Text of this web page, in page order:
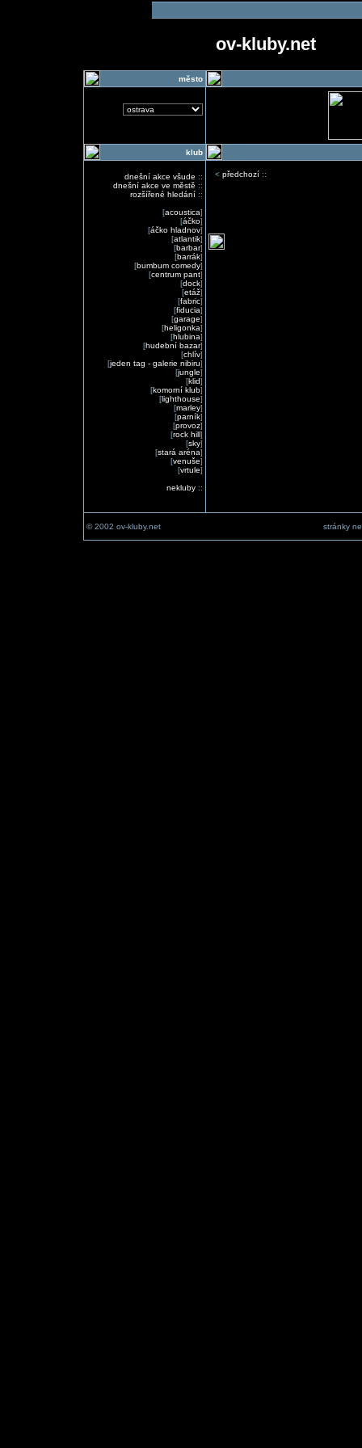
ov-kluby.net
město
klub
dnešní akce všude ::
dnešní akce ve městě ::
rozšířené hledání::
[acoustica]
[áčko]
[áčko hladnov]
[atlantik]
[barbar]
[barrák]
[bumbum comedy]
[centrum pant]
[dock]
[etáž]
[fabric]
[fiducia]
[garage]
[heligonka]
[hlubina]
[hudební bazar]
[chlív]
[jeden tag - galerie nibiru]
[jungle]
[klid]
[komorní klub]
[lighthouse]
[marley]
[parník]
[provoz]
[rock hill]
[sky]
[stará aréna]
[venuše]
[vrtule]
nekluby::
< předchozí::
© 2002 ov-kluby.net stránky